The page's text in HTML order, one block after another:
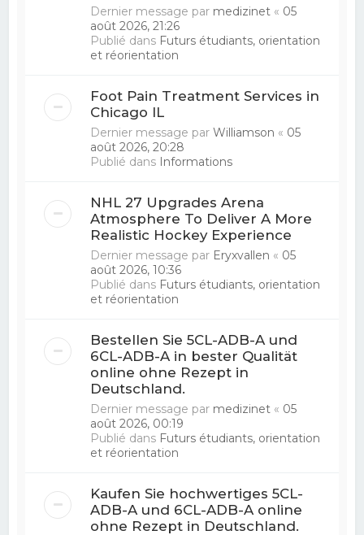
Dernier message par medizinet « 05
août 2026, 21:26
Publié dans Futurs étudiants, orientation
et réorientation
Foot Pain Treatment Services in
Chicago IL
Dernier message parWilliamson « 05
août 2026, 20:28
Publié dans Informations
NHL 27 Upgrades Arena
Atmosphere To Deliver A More
Realistic Hockey Experience
Dernier message par Eryxvallen « 05
août 2026, 10:36
Publié dans Futurs étudiants, orientation
et réorientation
Bestellen Sie 5CL-ADB-A und
6CL-ADB-A in bester Qualität
online ohne Rezept in
Deutschland.
Dernier message par medizinet « 05
août 2026, 00:19
Publié dans Futurs étudiants, orientation
et réorientation
Kaufen Sie hochwertiges 5CL-
ADB-A und 6CL-ADB-A online
ohne Rezept in Deutschland.